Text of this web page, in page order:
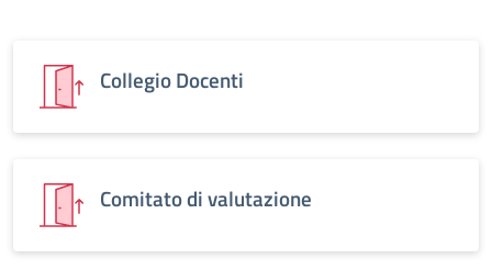
Collegio Docenti
Comitato di valutazione